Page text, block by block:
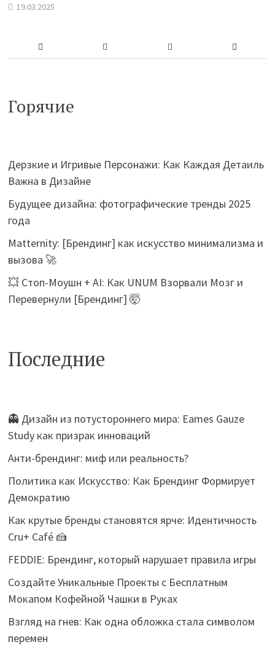
19.03.2025
Горячие
Дерзкие и Игривые Персонажи: Как Каждая Детаиль
Важна в Дизайне
Будущее дизайна: фотографические тренды 2025
года
Matternity: [Брендинг] как искусство минимализма и
вызова 🚀
💥 Стоп-Моушн + AI: Как UNUM Взорвали Мозг и
Перевернули [Брендинг] 🤯
Последние
👻 Дизайн из потустороннего мира: Eames Gauze
Study как призрак инноваций
Анти-брендинг: миф или реальность?
Политика как Искусство: Как Брендинг Формирует
Демократию
Как крутые бренды становятся ярче: Идентичность
Cru+ Café 🍰
FEDDIE: Брендинг, который нарушает правила игры
Создайте Уникальные Проекты с Бесплатным
Мокапом Кофейной Чашки в Руках
Взгляд на гнев: Как одна обложка стала символом
перемен